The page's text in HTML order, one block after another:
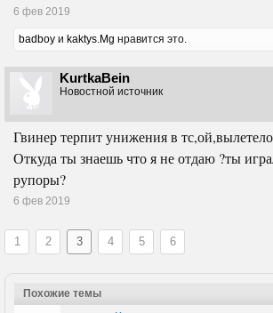
6 фев 2019
badboy и kaktys.Mg нравится это.
KurtkaBein
Новостной источник
Гвинер терпит унижения в тс,ой,вылетело
Откуда ты знаешь что я не отдаю ?ты
рупоры?
6 фев 2019
1 2 3 4 5 6
Похожие темы